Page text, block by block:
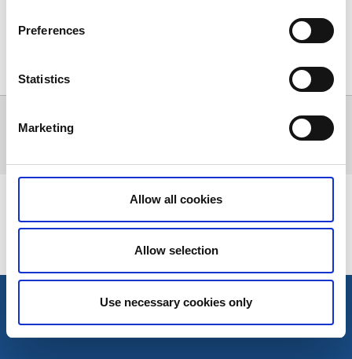
Preferences
Statistics
Marketing
Allow all cookies
Allow selection
Use necessary cookies only
Alla träffar Visa karta
Inga träffar för sökningen kunde hittas.